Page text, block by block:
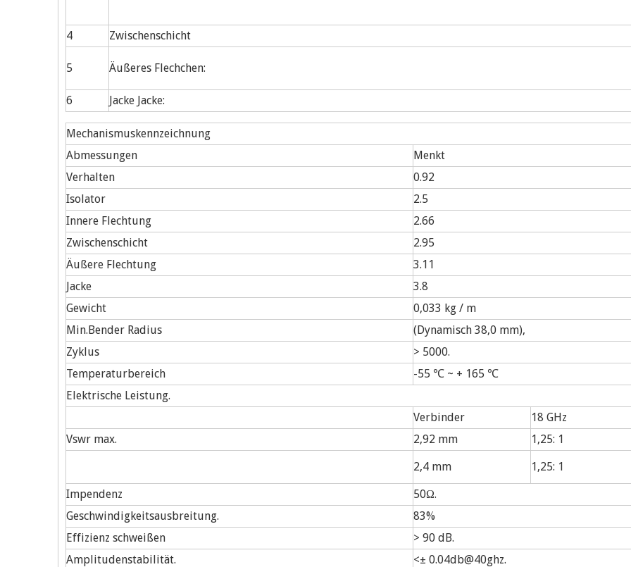
4
Zwischenschicht
5 Äußeres Flechchen:
6
Jacke Jacke:
Mechanismuskennzeichnung
Abmessungen
Menkt
Verhalten
0.92
Isolator
2.5
Innere Flechtung
2.66
Zwischenschicht
2.95
Äußere Flechtung
3.11
Jacke
3.8
Gewicht
0,033 kg / m
Min.Bender Radius
(Dynamisch 38,0 mm),
Zyklus
> 5000.
Temperaturbereich
-55 ℃ ~ + 165 ℃
Elektrische Leistung.
Verbinder
18 GHz
Vswr max.
2,92 mm 1,25: 1
2,4 mm 1,25: 1
Impendenz
50Ω.
Geschwindigkeitsausbreitung.
83%
Effizienz schweißen
> 90 dB.
Amplitudenstabilität.
<± 0.04db@40ghz.